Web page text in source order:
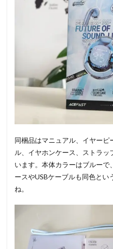
同梱品はマニュアル、イヤーピ
ル、イヤホンケース、ストラ
います。本体カラーはブルーで
ースやUSBケーブルも同色とい
ね。